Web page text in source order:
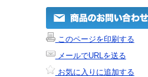
このページを印刷する
メールでURLを送る
お気に入りに追加する